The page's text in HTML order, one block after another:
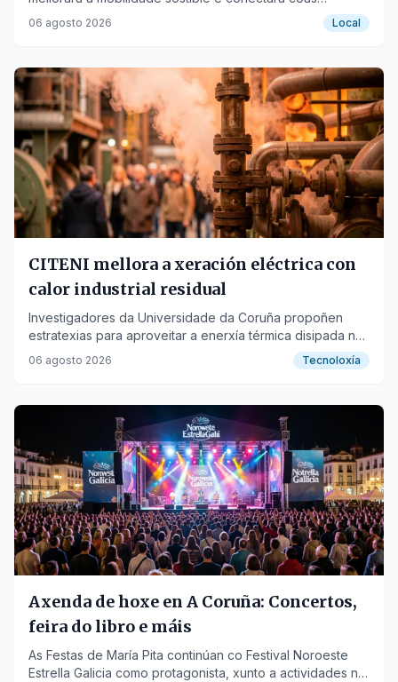
beirarrúas existentes.
06 agosto 2026 Local
CITENI mellora a xeración eléctrica con
calor industrial residual
Investigadores da Universidade da Coruña propoñen
estratexias para aproveitar a enerxía térmica disipada na
industria e convertela en electricidade.
06 agosto 2026 Tecnoloxía
Axenda de hoxe en A Coruña: Concertos,
feira do libro e máis
As Festas de María Pita continúan co Festival Noroeste
Estrella Galicia como protagonista, xunto a actividades na